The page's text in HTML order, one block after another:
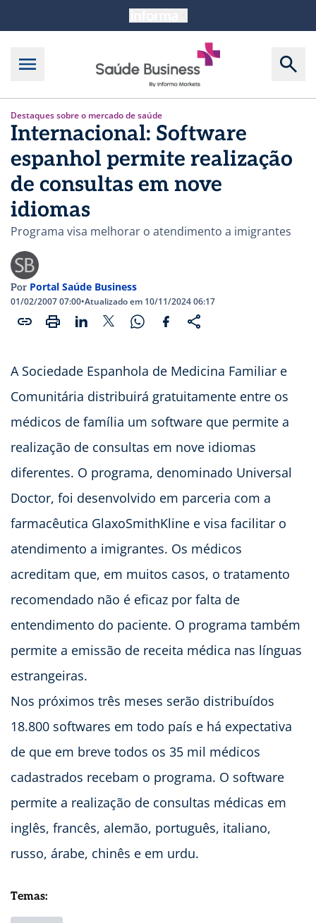
Destaques sobre o mercado de saúde
Internacional: Software
espanhol permite realização
de consultas em nove
idiomas
Programa visa melhorar o atendimento a imigrantes
Por Portal Saúde Business
01/02/2007 07:00•Atualizado em 10/11/2024 06:17
A Sociedade Espanhola de Medicina Familiar e
Comunitária distribuirá gratuitamente entre os
médicos de família um software que permite a
realização de consultas em nove idiomas
diferentes. O programa, denominado Universal
Doctor, foi desenvolvido em parceria com a
farmacêutica GlaxoSmithKline e visa facilitar o
atendimento a imigrantes. Os médicos
acreditam que, em muitos casos, o tratamento
recomendado não é eficaz por falta de
entendimento do paciente. O programa também
permite a emissão de receita médica nas línguas
estrangeiras.
Nos próximos três meses serão distribuídos
18.800 softwares em todo país e há expectativa
de que em breve todos os 35 mil médicos
cadastrados recebam o programa. O software
permite a realização de consultas médicas em
inglês, francês, alemão, português, italiano,
russo, árabe, chinês e em urdu.
Temas: